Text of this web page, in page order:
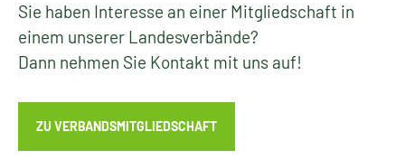
Sie haben Interesse an einer Mitgliedschaft in
einem unserer Landesverbände?
Dann nehmen Sie Kontakt mit uns auf!
ZU VERBANDSMITGLIEDSCHAFT